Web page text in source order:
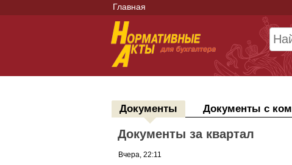
Главная
Документы Документы с
Документы за квартал
Вчера, 22:11